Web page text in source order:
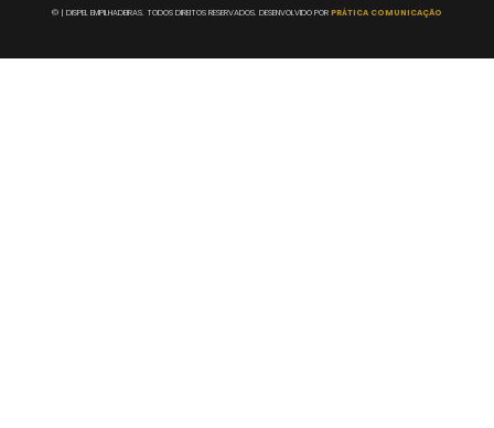
© | DISPEL EMPILHADEIRAS. TODOS DIREITOS RESERVADOS. DESENVOLVIDO PORPRÁTICA COMUNICAÇÃO